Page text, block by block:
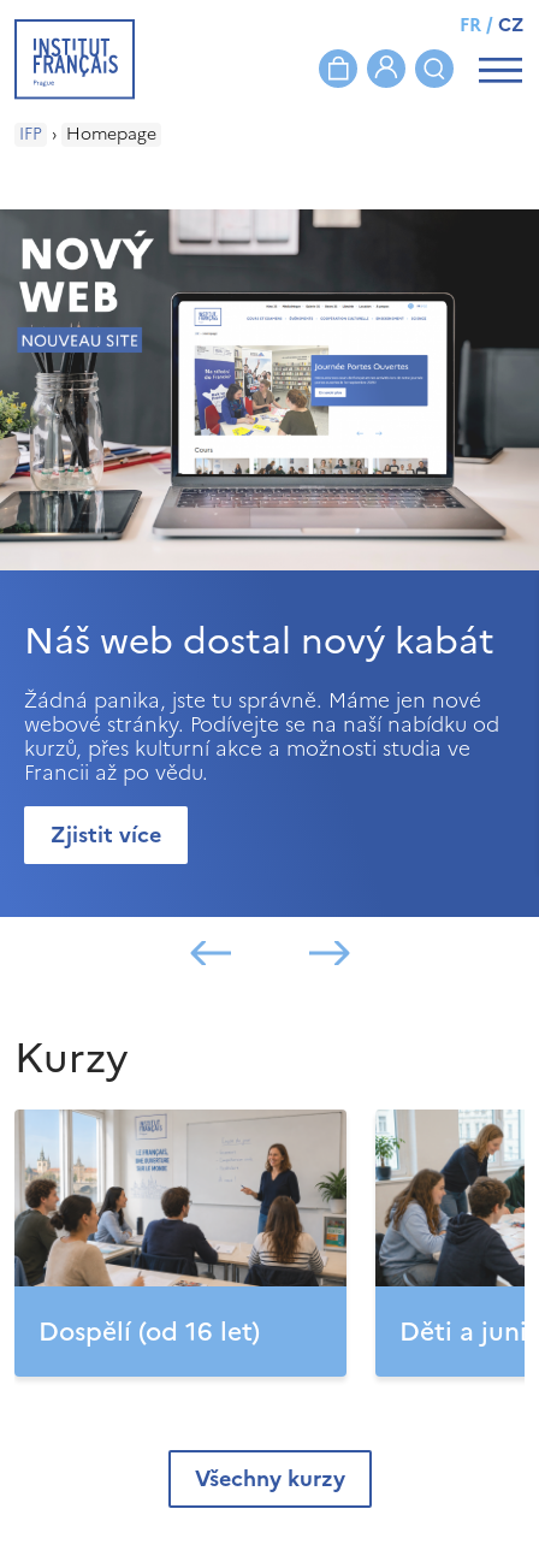
FR/CZ
IFP › Homepage
Náš web dostal nový kabát
Žádná panika, jste tu správně. Máme jen nové
webové stránky. Podívejte se na naší nabídku od
kurzů, přes kulturní akce a možnosti studia ve
Francii až po vědu.
Zjistit více
Kurzy
Dospělí (od 16 let) Děti a
Všechny kurzy